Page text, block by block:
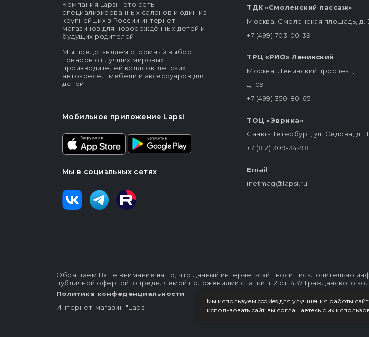
Компания Lapsi - это сеть
специализированных салонов и один из
крупнейших в России интернет-
магазинов для новорождённых детей и
будущих родителей.
Мы представляем огромный выбор
товаров от лучших мировых
производителей колясок, детских
автокресел, мебели и аксессуаров для
детей.
Мобильное приложение Lapsi
Мы в социальных сетях
ТДК «Смоленский пассаж»
Москва, Смоленская площадь, д.
+7 (499) 703-00-39
ТРЦ «РИО» Ленинский
Москва, Ленинский проспект,
д.109
+7 (499) 350-80-65
ТОЦ «Эврика»
Санкт-Петербург, ул. Седова, д. 11
+7 (812) 309-34-98
Email
inetmag@lapsi.ru
Обращаем Ваше внимание на то, что данный интернет-сайт носит исключительно
публичной офертой, определяемой положениями статьи п. 2 ст. 437 Гражданского
Политика конфеденциальности
Интернет-магазин "Lapsi".
Мы используем cookies для улучшения работы
использовать сайт, вы соглашаетесь с их